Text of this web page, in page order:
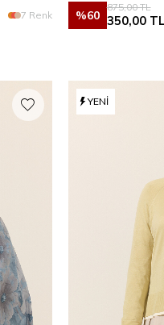
7 Renk %60
875,00TL
350,00TL
YENI